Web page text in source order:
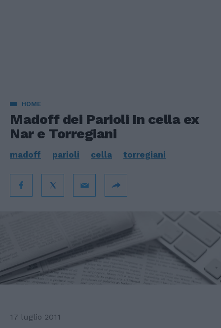
HOME
Madoff dei Parioli In cella ex
Nar e Torregiani
madoff parioli cella torregiani
17 luglio 2011